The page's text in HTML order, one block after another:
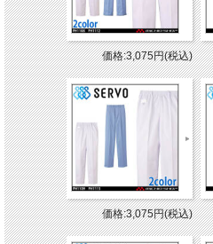
価格:3,075円(税込)
価格:3,075円(税込)